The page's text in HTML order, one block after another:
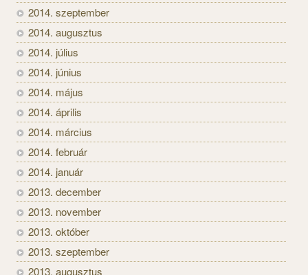
2014. szeptember
2014. augusztus
2014. július
2014. június
2014. május
2014. április
2014. március
2014. február
2014. január
2013. december
2013. november
2013. október
2013. szeptember
2013. augusztus